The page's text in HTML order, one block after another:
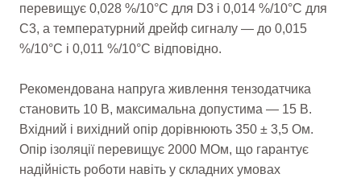
перевищує 0,028 %/10°C для D3 і 0,014 %/10°C для
C3, а температурний дрейф сигналу — до 0,015
%/10°C і 0,011 %/10°C відповідно.
Рекомендована напруга живлення тензодатчика
становить 10 В, максимальна допустима — 15 В.
Вхідний і вихідний опір дорівнюють 350 ± 3,5 Ом.
Опір ізоляції перевищує 2000 МОм, що гарантує
надійність роботи навіть у складних умовах